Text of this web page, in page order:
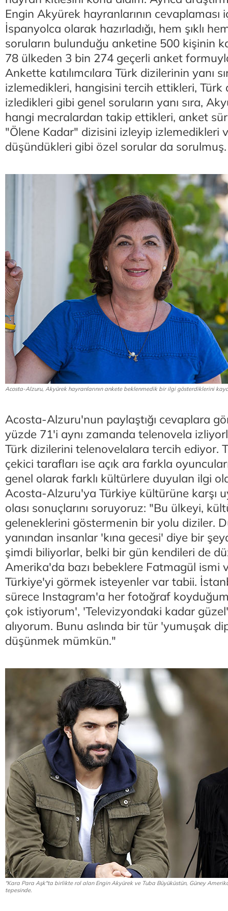
Engin Akyürek hayranlarının cevaplaması
İspanyolca olarak hazırladığı, hem şıklı
soruların bulunduğu anketine 500 kişinin
78 ülkeden 3 bin 274 geçerli anket
Ankette katılımcılara Türk dizilerinin yanı
izlemedikleri, hangisini tercih ettikleri, Türk
izledikleri gibi genel soruların yanı sıra,
hangi mecralardan takip ettikleri, anket
"Ölene Kadar" dizisini izleyip izlemedikleri
düşündükleri gibi özel sorular da sorulmuş.
Acosta-Alzuru, Akyürek hayranlarının ankete beklenmedik bir ilgi gösterdiklerini
Acosta-Alzuru'nun paylaştığı cevaplara
yüzde 71'i aynı zamanda telenovela
Türk dizilerini telenovelalara tercih ediyor.
çekici tarafları ise açık ara farkla
genel olarak farklı kültürlere duyulan ilgi
Acosta-Alzuru'ya Türkiye kültürüne karşı
olası sonuçlarını soruyoruz: "Bu ülkeyi,
geleneklerini göstermenin bir yolu diziler.
yanından insanlar 'kına gecesi' diye bir
şimdi biliyorlar, belki bir gün kendileri de
Amerika'da bazı bebeklere Fatmagül ismi
Türkiye'yi görmek isteyenler var tabii.
sürece Instagram'a her fotoğraf
çok istiyorum', 'Televizyondaki kadar
alıyorum. Bunu aslında bir tür 'yumuşak
düşünmek mümkün."
"Kara Para Aşk"ta birlikte rol alan Engin Akyürek ve Tuba Büyüküstün, Güney
tepesinde.